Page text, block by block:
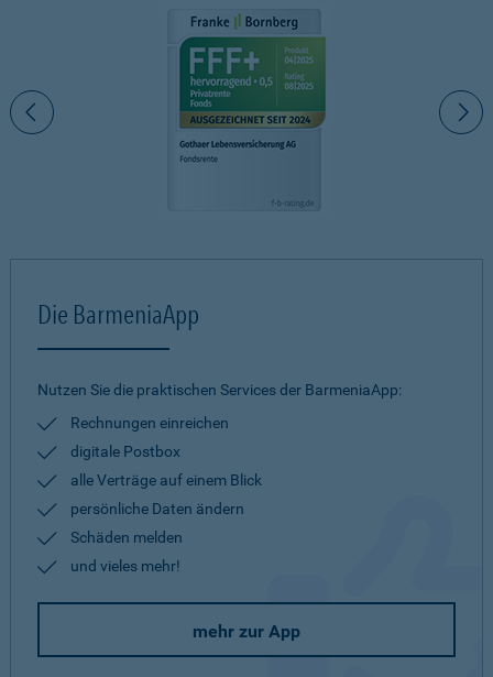
Die BarmeniaApp
Nutzen Sie die praktischen Services der BarmeniaApp:
Rechnungen einreichen
digitale Postbox
alle Verträge auf einem Blick
persönliche Daten ändern
Schäden melden
und vieles mehr!
mehr zur App